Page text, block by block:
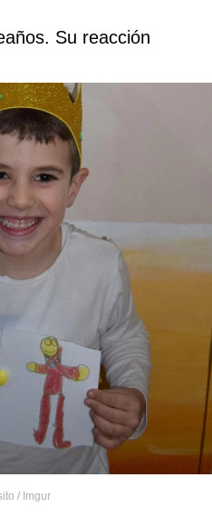
Su reacción
/ Imgur